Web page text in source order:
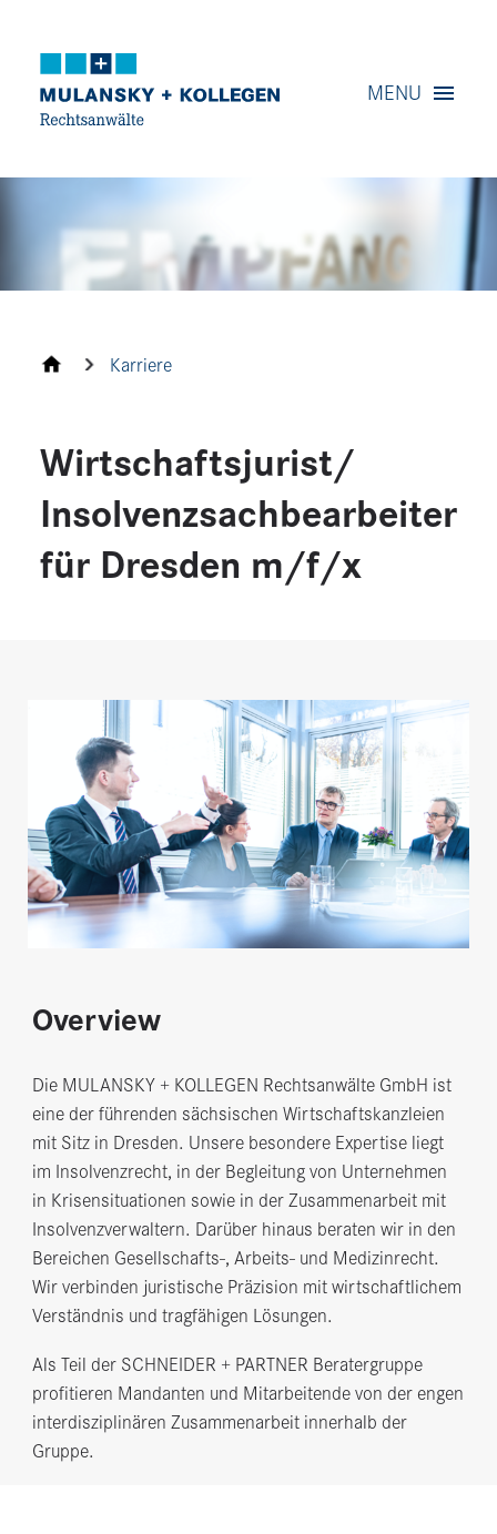
Content
Service
MENU
Karriere
Wirtschaftsjurist/
Insolvenzsachbearbeiter
für Dresden m/f/x
Overview
Die MULANSKY + KOLLEGEN Rechtsanwälte GmbH ist
eine der führenden sächsischen Wirtschaftskanzleien
mit Sitz in Dresden. Unsere besondere Expertise liegt
im Insolvenzrecht, in der Begleitung von Unternehmen
in Krisensituationen sowie in der Zusammenarbeit mit
Insolvenzverwaltern. Darüber hinaus beraten wir in den
Bereichen Gesellschafts-, Arbeits- und Medizinrecht.
Wir verbinden juristische Präzision mit wirtschaftlichem
Verständnis und tragfähigen Lösungen.
Als Teil der SCHNEIDER + PARTNER Beratergruppe
profitieren Mandanten und Mitarbeitende von der engen
interdisziplinären Zusammenarbeit innerhalb der
Gruppe.